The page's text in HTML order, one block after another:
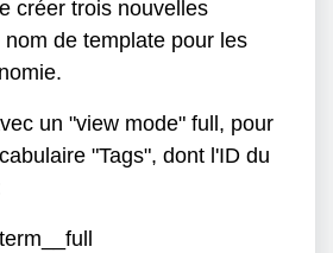
créer trois nouvelles
de template pour les
un "view mode" full, pour
"Tags", dont l'ID du